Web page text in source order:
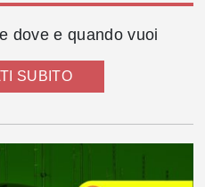
dove e quando vuoi
SUBITO